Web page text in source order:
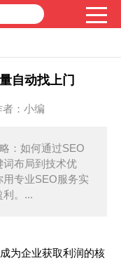
自动找上门
： 小编
：如何通过SEO
布局到技术优
专业SEO服务实
利。...
为企业获取利润的核